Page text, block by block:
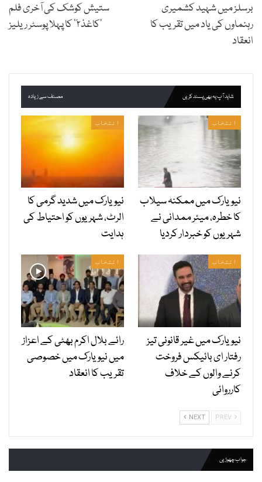
برسلز میں شہید کشمیری
رہنماوں کی یاد میں تقریب کا
انعقاد
ستیش کوشک کی آخری فلم
’کاغذ۲؍‘ کا پہلا پوسٹر ریلیز
شاید آپ یہ بھی پسند کریں مصنف سے زیادہ
انتخاب
نیویارک میں ممکنہ سیلاب
کا خطرہ، میئر ممدانی نے
شہریوں کو خبردار کردیا
انتخاب
نیویارک میں شدید گرمی کا
الرٹ، شہریوں کو احتیاط کی
ہدایت
انتخاب
نیویارک میں غیر قانونی تیز
رفتار ای بائیکس فروخت
کرنے والوں کے خلاف
کارروائی
انتخاب
رائے بلال اکرم بھٹی کے اعزاز
میں نیویارک میں خصوصی
تقریب کا انعقاد
NEXT
جواب چھوڑیں